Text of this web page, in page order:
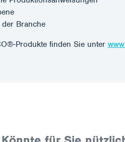
Branche
Produkte finden Sie unter